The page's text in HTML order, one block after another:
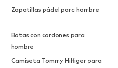
Zapatillas pádel para hombre
Botas con cordones para
hombre
Camiseta Tommy Hilfiger para